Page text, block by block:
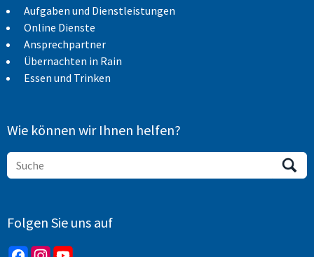
Aufgaben und Dienstleistungen
Online Dienste
Ansprechpartner
Übernachten in Rain
Essen und Trinken
Wie können wir Ihnen helfen?
Folgen Sie uns auf